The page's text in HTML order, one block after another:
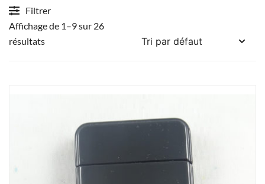
Filtrer
Affichage de 1–9 sur 26
résultats